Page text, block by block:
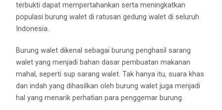
terbukti dapat mempertahankan serta meningkatkan
populasi burung walet di ratusan gedung walet di seluruh
Indonesia.
Burung walet dikenal sebagai burung penghasil sarang
walet yang menjadi bahan dasar pembuatan makanan
mahal, seperti sup sarang walet. Tak hanya itu, suara khas
dan indah yang dihasilkan oleh burung walet juga menjadi
hal yang menarik perhatian para penggemar burung.